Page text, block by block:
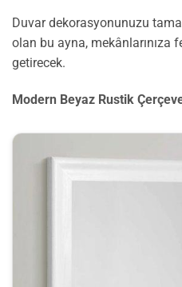
Duvar dekorasyonunuzu
olan bu ayna, mekânlarınıza
getirecek.
Modern Beyaz Rustik